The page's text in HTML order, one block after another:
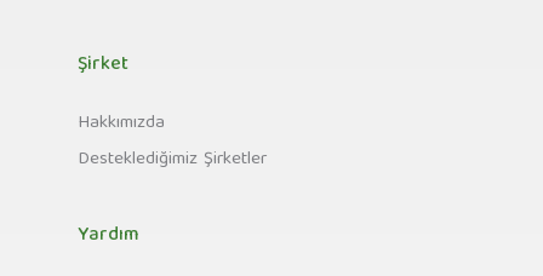
Şirket
Hakkımızda
Desteklediğimiz Şirketler
Yardım